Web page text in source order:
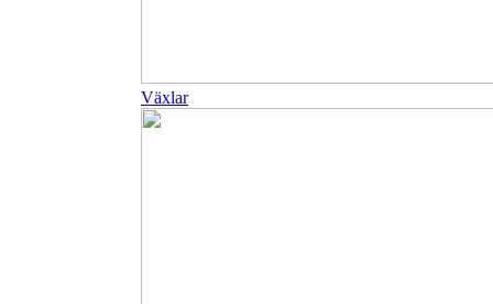
Växlar